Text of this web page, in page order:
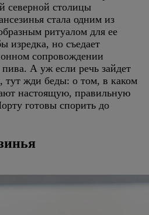
северной столицы
стала одним из
ритуалом для ее
изредка, но съедает
сопровождении
А уж если речь зайдет
тут жди беды: о том, в каком
настоящую, правильную
готовы спорить до